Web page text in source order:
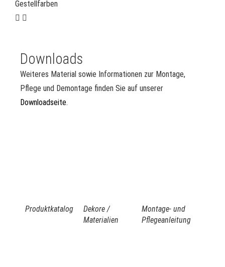
Gestellfarben
Downloads
Weiteres Material sowie Informationen zur Montage,
Pflege und Demontage finden Sie auf unserer
Downloadseite.
Produktkatalog
Dekore /
Materialien
Montage- und
Pflegeanleitung